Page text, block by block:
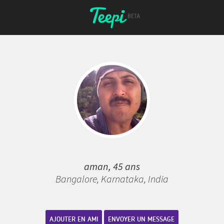
aman, 45 ans
Bangalore, Karnataka, India
AJOUTER EN AMI ENVOYER UN MESSAGE